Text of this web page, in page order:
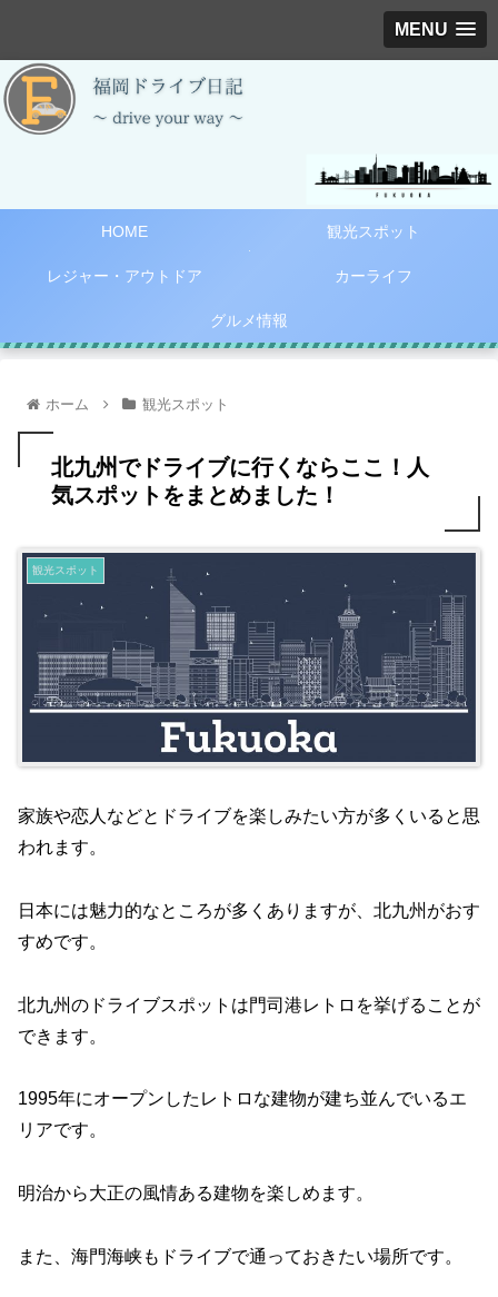
MENU
HOME 観光スポット
レジャー・アウトドア カーライフ
グルメ情報
ホーム 観光スポット
北九州でドライブに行くならここ！人
気スポットをまとめました！
観光スポット
家族や恋人などとドライブを楽しみたい方が多くいると思
われます。
日本には魅力的なところが多くありますが、北九州がおす
すめです。
北九州のドライブスポットは門司港レトロを挙げることが
できます。
1995年にオープンしたレトロな建物が建ち並んでいるエ
リアです。
明治から大正の風情ある建物を楽しめます。
また、海門海峡もドライブで通っておきたい場所です。